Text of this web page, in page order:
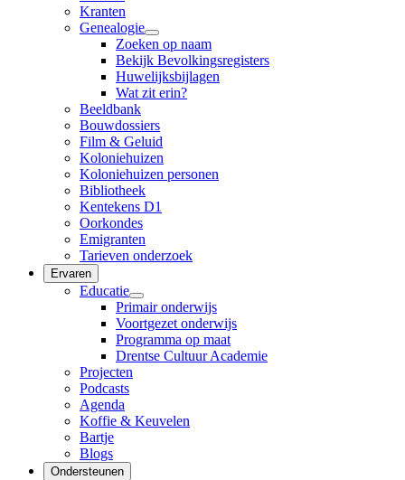
Kranten
Genealogie
Zoeken op naam
Bekijk Bevolkingsregisters
Huwelijksbijlagen
Wat zit erin?
Beeldbank
Bouwdossiers
Film & Geluid
Koloniehuizen
Koloniehuizen personen
Bibliotheek
Kentekens D1
Oorkondes
Emigranten
Tarieven onderzoek
Ervaren
Educatie
Primair onderwijs
Voortgezet onderwijs
Programma op maat
Drentse Cultuur Academie
Projecten
Podcasts
Agenda
Koffie & Keuvelen
Bartje
Blogs
Ondersteunen